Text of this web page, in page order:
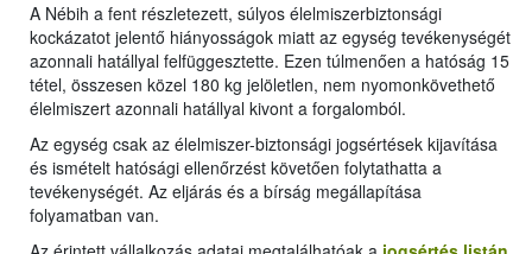
A Nébih a fent részletezett, súlyos élelmiszerbiztonsági
kockázatot jelentő hiányosságok miatt az egység tevékenységét
azonnali hatállyal felfüggesztette. Ezen túlmenően a hatóság 15
tétel, összesen közel 180 kg jelöletlen, nem nyomonkövethető
élelmiszert azonnali hatállyal kivont a forgalomból.
Az egység csak az élelmiszer-biztonsági jogsértések kijavítása
és ismételt hatósági ellenőrzést követően folytathatta a
tevékenységét. Az eljárás és a bírság megállapítása
folyamatban van.